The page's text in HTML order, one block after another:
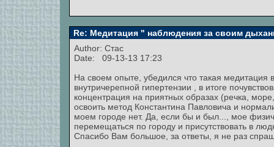
Re: Медитация " наблюдения за своим
Author: Стас
Date: 09-13-13 17:23
На своем опыте, убедился что такая медитация
внутричерепной гипертензии , в итоге
концентрация на приятных образах (речка,
освоить метод Константина Павловича и
моем городе нет. Да, если бы и был..., мое
перемещаться по городу и присутствовать в
Спасибо Вам большое, за ответы, я не раз